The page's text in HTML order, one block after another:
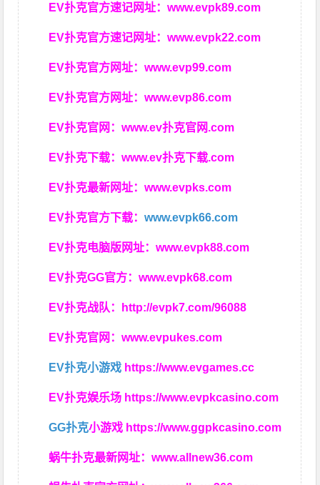
EV扑克官方速记网址：www.evpk89.com
EV扑克官方速记网址：www.evpk22.com
EV扑克官方网址：www.evp99.com
EV扑克官方网址：www.evp86.com
EV扑克官网：www.ev扑克官网.com
EV扑克下载：www.ev扑克下载.com
EV扑克最新网址：www.evpks.com
EV扑克官方下载：www.evpk66.com
EV扑克电脑版网址：www.evpk88.com
EV扑克GG官方：www.evpk68.com
EV扑克战队： http://evpk7.com/96088
EV扑克官网：www.evpukes.com
EV扑克小游戏 https://www.evgames.cc
EV扑克娱乐场 https://www.evpkcasino.com
GG扑克小游戏 https://www.ggpkcasino.com
蜗牛扑克最新网址：www.allnew36.com